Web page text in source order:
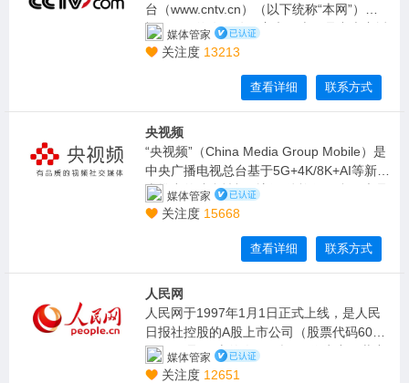
台（www.cntv.cn）（以下统称“本网”）由央
视国际网络有限公司主办。本网是中央广播
电视总台的新媒体业务平台。经授权，本网
视总台享有著作权及相关权利的电视频道及
其所包含的全部电视节目。
媒体管家
关注度 13213
查看详细 联系方式
央视频
“央视频”（China Media Group Mobile）是
中央广播电视总台基于5G+4K/8K+AI等新技
术推出的综合性视听新媒体旗舰平台，也是
中国首个国家级5G新媒体平台，于2019年1
媒体管家
关注度 15668
查看详细 联系方式
人民网
人民网于1997年1月1日正式上线，是人民
日报社控股的A股上市公司（股票代码6030
00），是“网上的人民日报”。作为中国共产
党治国理政的重要资源和手段，人民网具有
媒体管家
关注度 12651